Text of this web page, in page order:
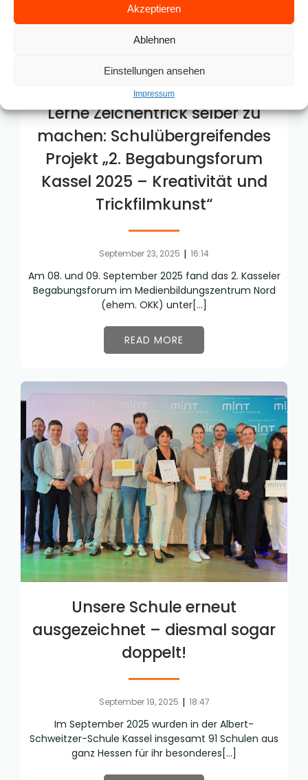
Akzeptieren
Ablehnen
Einstellungen ansehen
Impressum
Lerne Zeichentrick selber zu
machen: Schulübergreifendes
Projekt „2. Begabungsforum
Kassel 2025 – Kreativität und
Trickfilmkunst“
September 23, 2025 | 16:14
Am 08. und 09. September 2025 fand das 2. Kasseler
Begabungsforum im Medienbildungszentrum Nord
(ehem. OKK) unter[…]
READ MORE
Unsere Schule erneut
ausgezeichnet – diesmal sogar
doppelt!
September 19, 2025 | 18:47
Im September 2025 wurden in der Albert-
Schweitzer-Schule Kassel insgesamt 91 Schulen aus
ganz Hessen für ihr besonderes[…]